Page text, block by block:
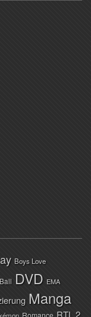
Boys Love
DVD EMA
Manga
RTL 2